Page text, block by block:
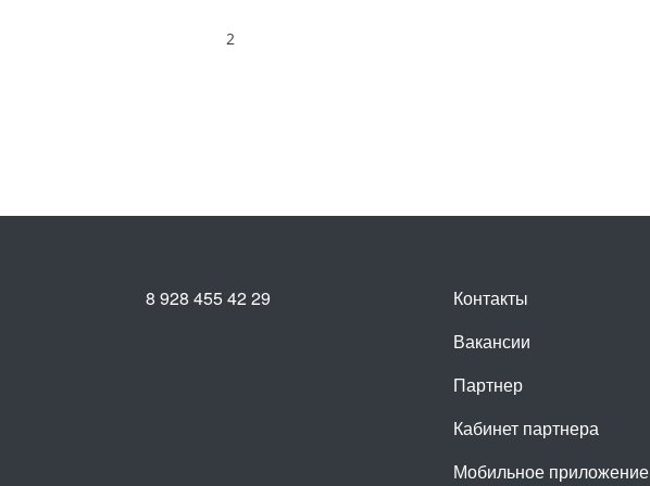
2
Контакты
Вакансии
Партнер
Кабинет партнера
Мобильное приложение
8 928 455 42 29